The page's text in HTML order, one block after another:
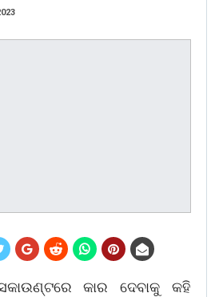
କାର ଦେବାକୁ କହି